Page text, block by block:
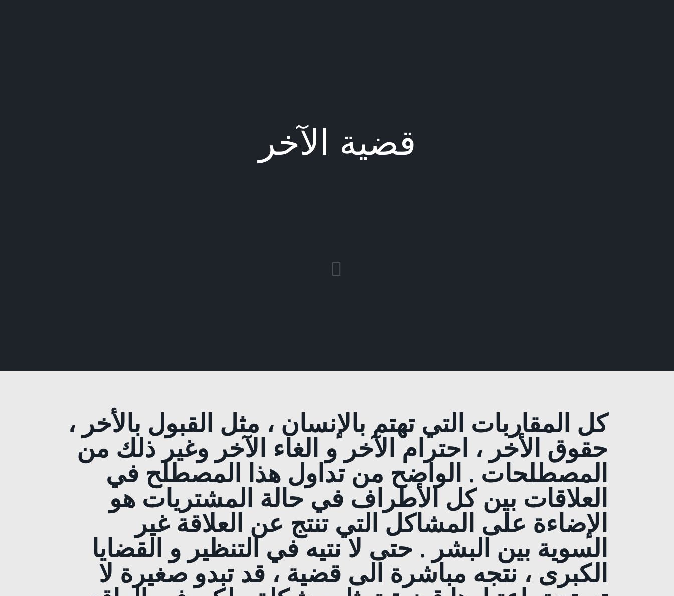
قضية الآخر
كل المقاربات التي تهتم بالإنسان ، مثل القبول بالأخر ،
حقوق الأخر ، احترام الآخر و الغاء الآخر وغير ذلك من
المصطلحات . الواضح من تداول هذا المصطلح في
العلاقات بين كل الأطراف في حالة المشتريات هو
الإضاءة على المشاكل التي تنتج عن العلاقة غير
السوية بين البشر . حتى لا نتيه في التنظير و القضايا
الكبرى ، نتجه مباشرة الى قضية ، قد تبدو صغيرة لا